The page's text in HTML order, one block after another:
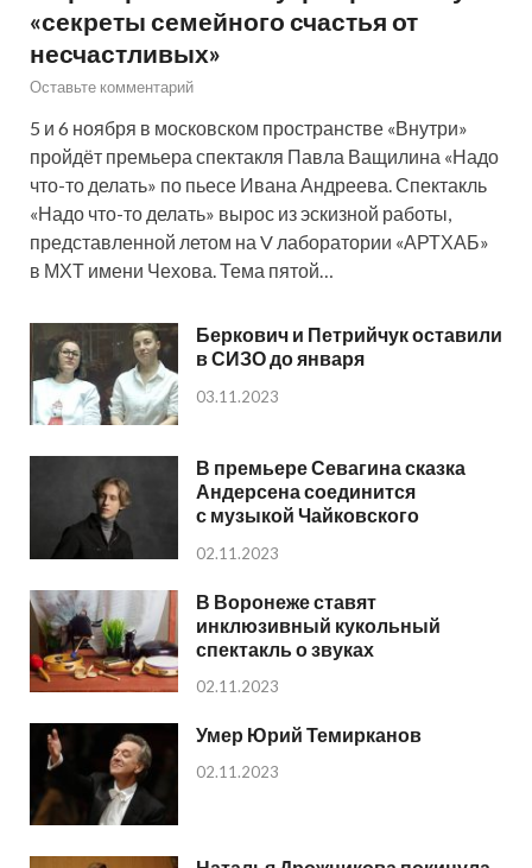
«секреты семейного счастья от
несчастливых»
Оставьте комментарий
5 и 6 ноября в московском пространстве «Внутри»
пройдёт премьера спектакля Павла Ващилина «Надо
что-то делать» по пьесе Ивана Андреева. Спектакль
«Надо что-то делать» вырос из эскизной работы,
представленной летом на V лаборатории «АРТХАБ»
в МХТ имени Чехова. Тема пятой…
Беркович и Петрийчук оставили
в СИЗО до января
03.11.2023
В премьере Севагина сказка
Андерсена соединится
с музыкой Чайковского
02.11.2023
В Воронеже ставят
инклюзивный кукольный
спектакль о звуках
02.11.2023
Умер Юрий Темирканов
02.11.2023